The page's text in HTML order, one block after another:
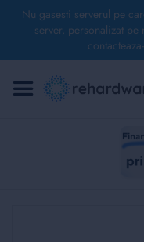
Nu gasesti serverul pe
server, personalizat pe
la
Conținut